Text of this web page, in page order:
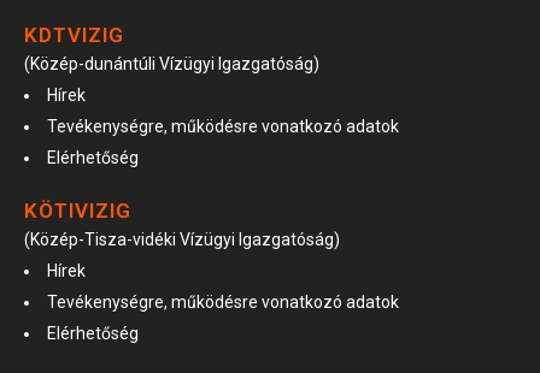
KDTVIZIG
(Közép-dunántúli Vízügyi Igazgatóság)
Hírek
Tevékenységre, működésre vonatkozó adatok
Elérhetőség
KÖTIVIZIG
(Közép-Tisza-vidéki Vízügyi Igazgatóság)
Hírek
Tevékenységre, működésre vonatkozó adatok
Elérhetőség